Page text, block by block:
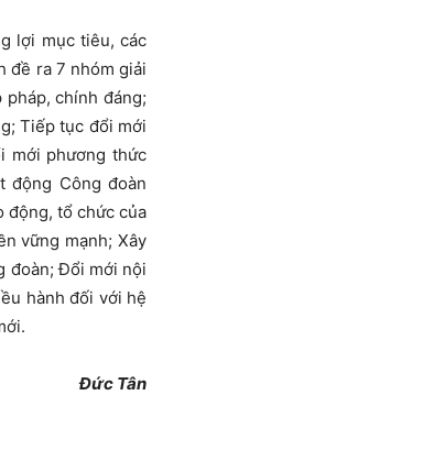
lợi mục tiêu, các
đề ra 7 nhóm giải
chính đáng;
Tiếp tục đổi mới
mới phương thức
động Công đoàn
động, tổ chức của
vững mạnh; Xây
đoàn; Đổi mới nội
hành đối với hệ
Đức Tân